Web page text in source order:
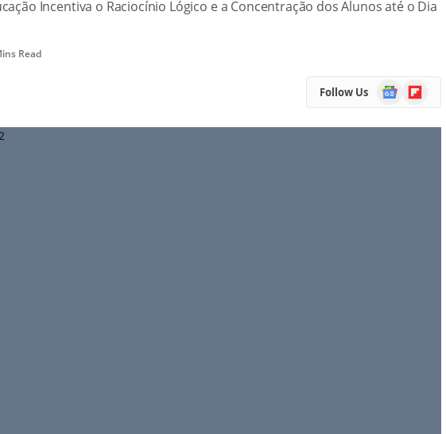
Incentiva o Raciocínio Lógico e a Concentração dos Alunos até o Dia
Read
Follow Us
Google
News
Flipboard